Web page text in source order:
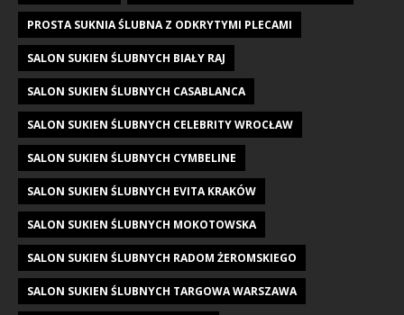
PROSTA SUKNIA ŚLUBNA Z ODKRYTYMI PLECAMI
SALON SUKIEN ŚLUBNYCH BIAŁY RAJ
SALON SUKIEN ŚLUBNYCH CASABLANCA
SALON SUKIEN ŚLUBNYCH CELEBRITY WROCŁAW
SALON SUKIEN ŚLUBNYCH CYMBELINE
SALON SUKIEN ŚLUBNYCH EVITA KRAKÓW
SALON SUKIEN ŚLUBNYCH MOKOTOWSKA
SALON SUKIEN ŚLUBNYCH RADOM ŻEROMSKIEGO
SALON SUKIEN ŚLUBNYCH TARGOWA WARSZAWA